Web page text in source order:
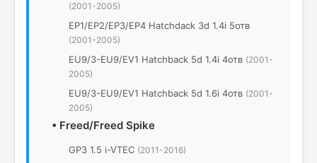
(2001-2005)
EP1/EP2/EP3/EP4 Hatchdack 3d 1.4i 5отв
(2001-2005)
EU9/3-EU9/EV1 Hatchback 5d 1.4i 4отв (2001-
2005)
EU9/3-EU9/EV1 Hatchback 5d 1.6i 4отв (2001-
2005)
• Freed/Freed Spike
GP3 1.5 i-VTEC (2011-2016)